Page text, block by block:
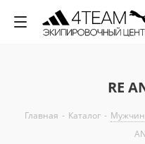
RE
Главная - Каталог -